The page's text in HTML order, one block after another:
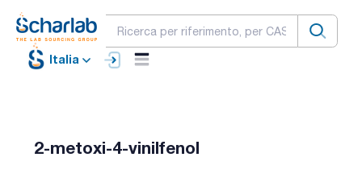
Italia
2-metoxi-4-vinilfenol